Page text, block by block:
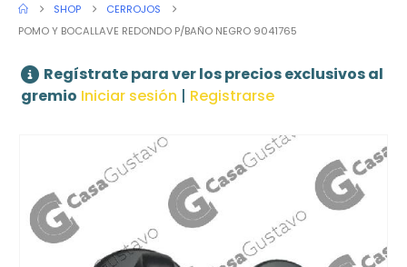
SHOP
CERROJOS
POMO Y BOCALLAVE REDONDO P/BAÑO NEGRO 9041765
Regístrate para ver los precios exclusivos al
gremio Iniciar sesión | Registrarse